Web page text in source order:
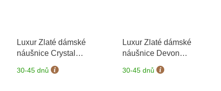
Luxur Zlaté dámské
náušnice Crystal
+ možnost
výměny do 90 dní
30-45 dnů
Luxur Zlaté dámské
náušnice Devon
30-45 dnů